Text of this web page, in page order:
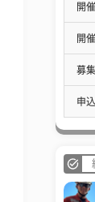
開
開
募
申